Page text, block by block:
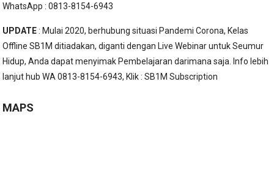
WhatsApp : 0813-8154-6943
UPDATE: Mulai 2020, berhubung situasi Pandemi Corona, Kelas
Offline SB1M ditiadakan, diganti dengan Live Webinar untuk Seumur
Hidup, Anda dapat menyimak Pembelajaran darimana saja. Info lebih
lanjut hub WA 0813-8154-6943, Klik :SB1M Subscription
MAPS